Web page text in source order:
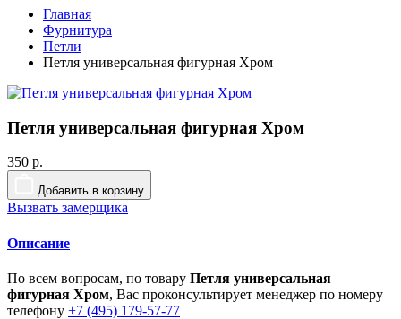
Главная
Фурнитура
Петли
Петля универсальная фигурная Хром
Петля универсальная фигурная Хром
350 р.
Добавить в корзину
Вызвать замерщика
Описание
По всем вопросам, по товару Петля универсальная
фигурная Хром, Вас проконсультирует менеджер по номеру
телефону +7 (495) 179-57-77